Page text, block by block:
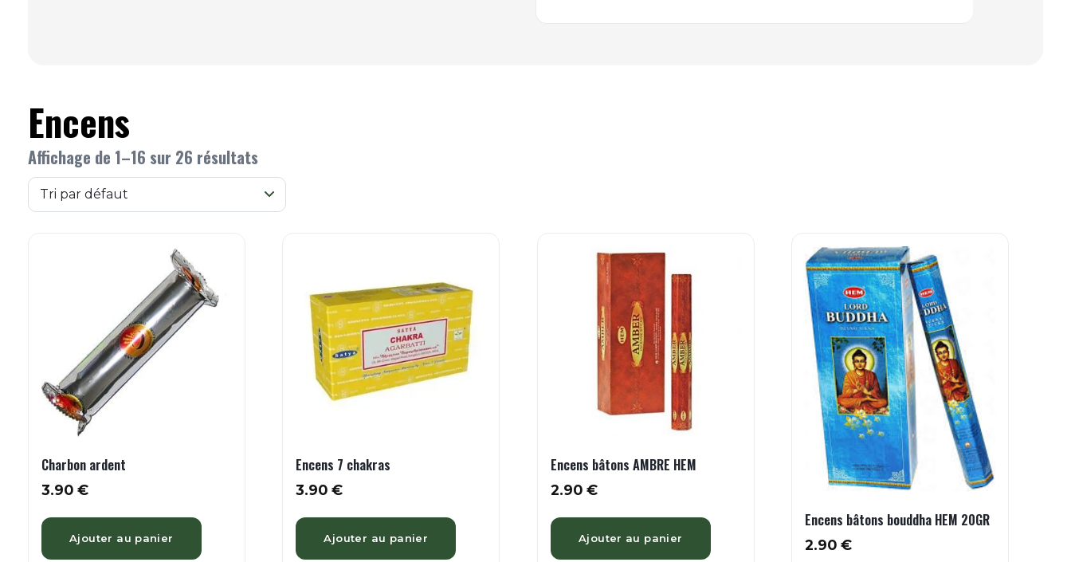
Encens
Affichage de 1–16 sur 26 résultats
Charbon ardent
3.90 €
Ajouter au panier
Encens 7 chakras
3.90€
Ajouter au panier
Encens bâtons AMBRE HEM
2.90 €
Ajouter au panier
Encens bâtons bouddha HEM 20GR
2.90€